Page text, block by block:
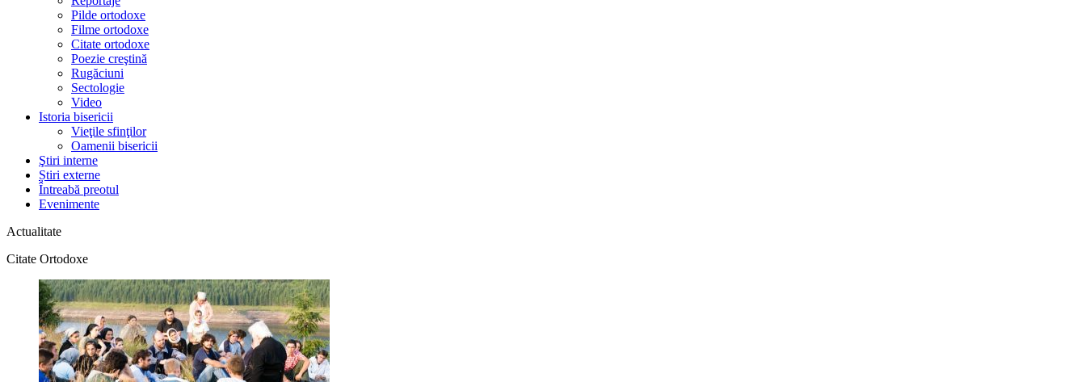
Pilde ortodoxe
Filme ortodoxe
Citate ortodoxe
Poezie creştină
Rugăciuni
Sectologie
Video
Istoria bisericii
Vieţile sfinţilor
Oamenii bisericii
Ştiri interne
Știri externe
Întreabă preotul
Evenimente
Actualitate
Citate Ortodoxe